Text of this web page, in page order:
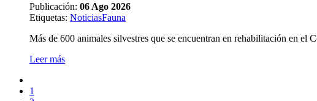
Publicación: 06 Ago 2026
Etiquetas: NoticiasFauna
Más de 600 animales silvestres que se encuentran en rehabilitación en el
Leer más
1